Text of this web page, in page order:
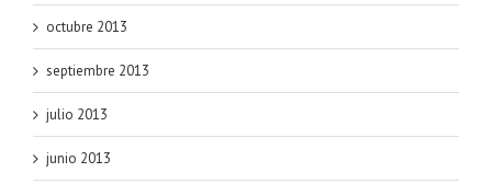
octubre 2013
septiembre 2013
julio 2013
junio 2013